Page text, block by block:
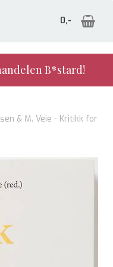
0,-
B*stard!
& M. Veie - Kritikk for